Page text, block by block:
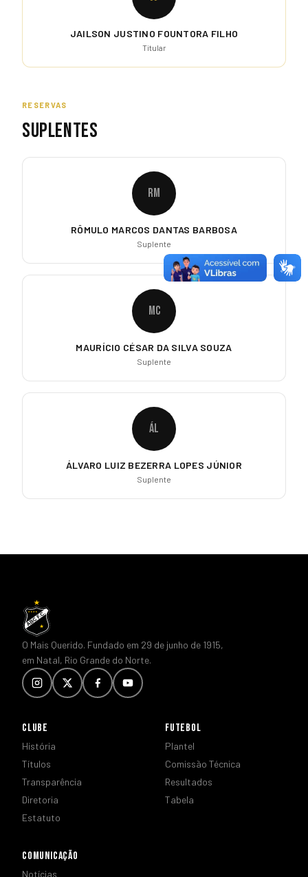
JAILSON JUSTINO FOUNTORA FILHO
Titular
RESERVAS
SUPLENTES
RM
RÔMULO MARCOS DANTAS BARBOSA
Suplente
MC
MAURÍCIO CÉSAR DA SILVA SOUZA
Suplente
ÁL
ÁLVARO LUIZ BEZERRA LOPES JÚNIOR
Suplente
O Mais Querido. Fundado em 29 de junho de 1915,
em Natal, Rio Grande do Norte.
CLUBE
História
Títulos
Transparência
Diretoria
Estatuto
FUTEBOL
Plantel
Comissão Técnica
Resultados
Tabela
COMUNICAÇÃO
Notícias